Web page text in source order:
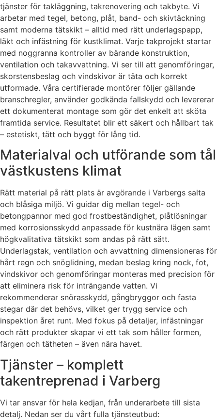
tjänster för takläggning, takrenovering och takbyte. Vi
arbetar med tegel, betong, plåt, band- och skivtäckning
samt moderna tätskikt – alltid med rätt underlagspapp,
läkt och infästning för kustklimat. Varje takprojekt startar
med noggranna kontroller av bärande konstruktion,
ventilation och takavvattning. Vi ser till att genomföringar,
skorstensbeslag och vindskivor är täta och korrekt
utformade. Våra certifierade montörer följer gällande
branschregler, använder godkända fallskydd och levererar
ett dokumenterat montage som gör det enkelt att sköta
framtida service. Resultatet blir ett säkert och hållbart tak
– estetiskt, tätt och byggt för lång tid.
Materialval och utförande som tål
västkustens klimat
Rätt material på rätt plats är avgörande i Varbergs salta
och blåsiga miljö. Vi guidar dig mellan tegel- och
betongpannor med god frostbeständighet, plåtlösningar
med korrosionsskydd anpassade för kustnära lägen samt
högkvalitativa tätskikt som andas på rätt sätt.
Underlagstak, ventilation och avvattning dimensioneras för
hårt regn och snöglidning, medan beslag kring nock, fot,
vindskivor och genomföringar monteras med precision för
att eliminera risk för inträngande vatten. Vi
rekommenderar snörasskydd, gångbryggor och fasta
stegar där det behövs, vilket ger trygg service och
inspektion året runt. Med fokus på detaljer, infästningar
och rätt produkter skapar vi ett tak som håller formen,
färgen och tätheten – även nära havet.
Tjänster – komplett
takentreprenad i Varberg
Vi tar ansvar för hela kedjan, från underarbete till sista
detalj. Nedan ser du vårt fulla tjänsteutbud: